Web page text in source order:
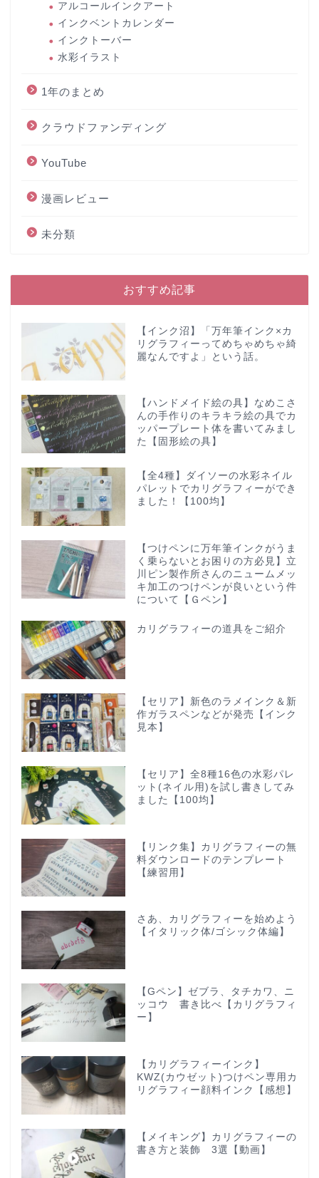
アルコールインクアート
インクベントカレンダー
インクトーバー
水彩イラスト
1年のまとめ
クラウドファンディング
YouTube
漫画レビュー
未分類
おすすめ記事
【インク沼】「万年筆インク×カ
リグラフィーってめちゃめちゃ綺
麗なんですよ」という話。
【ハンドメイド絵の具】なめこさ
んの手作りのキラキラ絵の具でカ
ッパープレート体を書いてみまし
た【固形絵の具】
【全4種】ダイソーの水彩ネイル
パレットでカリグラフィーができ
ました！【100均】
【つけペンに万年筆インクがうま
く乗らないとお困りの方必見】立
川ピン製作所さんのニュームメッ
キ加工のつけペンが良いという件
について【Ｇペン】
カリグラフィーの道具をご紹介
【セリア】新色のラメインク＆新
作ガラスペンなどが発売【インク
見本】
【セリア】全8種16色の水彩パレ
ット(ネイル用)を試し書きしてみ
ました【100均】
【リンク集】カリグラフィーの無
料ダウンロードのテンプレート
【練習用】
さあ、カリグラフィーを始めよう
【イタリック体/ゴシック体編】
【Gペン】ゼブラ、タチカワ、ニ
ッコウ 書き比べ【カリグラフィ
ー】
【カリグラフィーインク】
KWZ(カウゼット)つけペン専用カ
リグラフィー顔料インク【感想】
【メイキング】カリグラフィーの
書き方と装飾 3選【動画】